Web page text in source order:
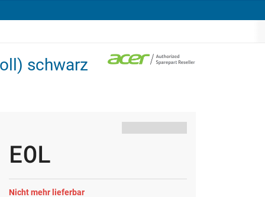
schwarz
EOL
Nicht mehr lieferbar